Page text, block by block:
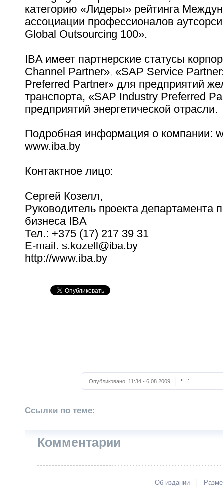
категорию «Лидеры» рейтинга
ассоциации профессионалов
Global Outsourcing 100».
IBA имеет партнерские статусы
Channel Partner», «SAP Service
Preferred Partner» для предприятий
транспорта, «SAP Industry Preferred
предприятий энергетической отрасли.
Подробная информация о компании:
www.iba.by
Контактное лицо:
Сергей Козелл,
Руководитель проекта департамента
бизнеса IBA
Тел.: +375 (17) 217 39 31
E-mail: s.kozell@iba.by
http://www.iba.by
Опубликовано: 11:34 - 6.08.2009
Ссылки по теме:
Комментарии
Об издании |